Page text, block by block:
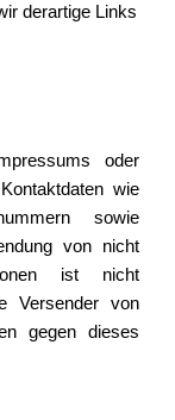
derartige Links
oder
wie
sowie
von nicht
ist nicht
Versender von
gegen dieses